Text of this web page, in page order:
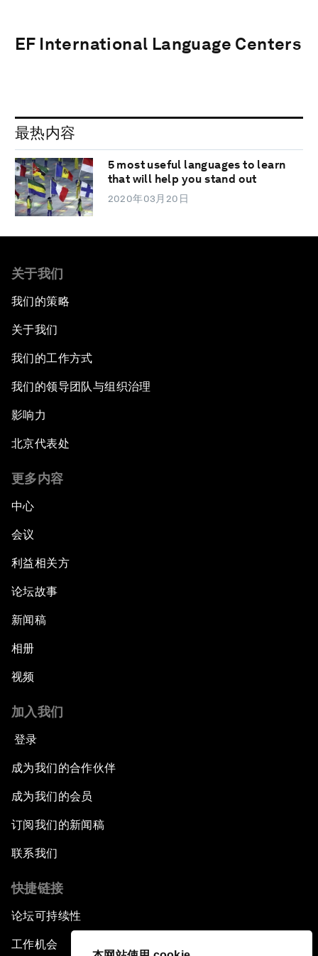
EF International Language Centers
最热内容
5 most useful languages to learn
that will help you stand out
2020年03月20日
关于我们
我们的策略
关于我们
我们的工作方式
我们的领导团队与组织治理
影响力
北京代表处
更多内容
中心
会议
利益相关方
论坛故事
新闻稿
相册
视频
加入我们
登录
成为我们的合作伙伴
成为我们的会员
订阅我们的新闻稿
联系我们
快捷链接
论坛可持续性
工作机会